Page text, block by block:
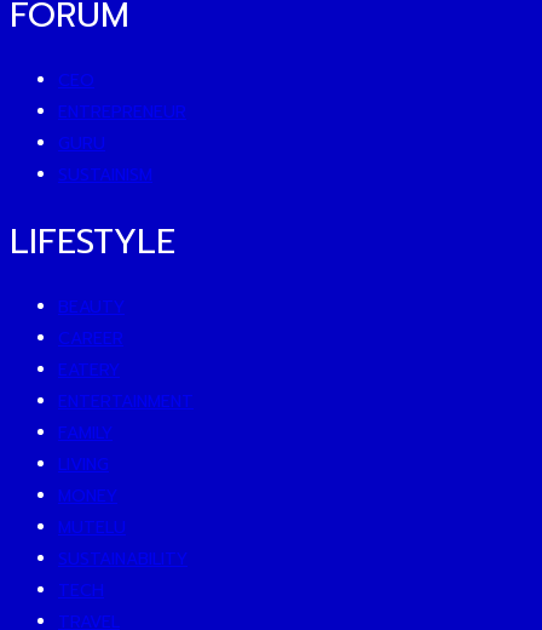
FORUM
CEO
ENTREPRENEUR
GURU
SUSTAINISM
LIFESTYLE
BEAUTY
CAREER
EATERY
ENTERTAINMENT
FAMILY
LIVING
MONEY
MUTELU
SUSTAINABILITY
TECH
TRAVEL